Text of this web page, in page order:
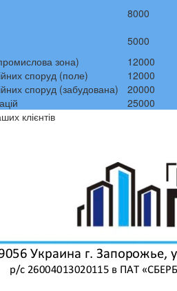
8000
5000
зона)
12000
споруд (поле)
12000
споруд (забудована)
20000
25000
клієнтів